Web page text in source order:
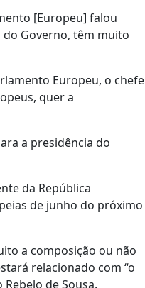
[Europeu] falou
do Governo, têm muito
Europeu, o chefe
quer a
a presidência do
da República
de junho do próximo
a composição ou não
relacionado com “o
de Sousa.